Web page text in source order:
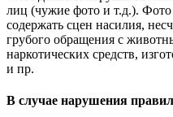
лиц (чужие фото и т.д.).
содержать сцен насилия,
грубого обращения с
наркотических средств,
и пр.
В случае нарушения